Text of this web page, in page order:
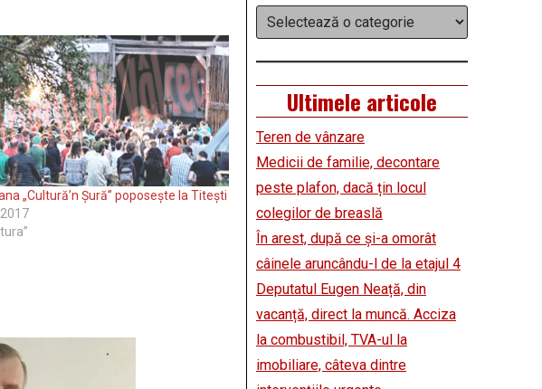
„Cultură’n Șură” poposește la Titești
Categorii
Ultimele articole
Teren de vânzare
Medicii de familie, decontare
peste plafon, dacă țin locul
colegilor de breaslă
În arest, după ce și-a omorât
câinele aruncându-l de la etajul 4
Deputatul Eugen Neață, din
vacanță, direct la muncă. Acciza
la combustibil, TVA-ul la
imobiliare, câteva dintre